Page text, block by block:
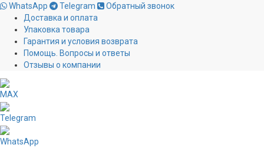
WhatsApp
Telegram
Обратный звонок
Доставка и оплата
Упаковка товара
Гарантия и условия возврата
Помощь. Вопросы и ответы
Отзывы о компании
MAX
Telegram
WhatsApp